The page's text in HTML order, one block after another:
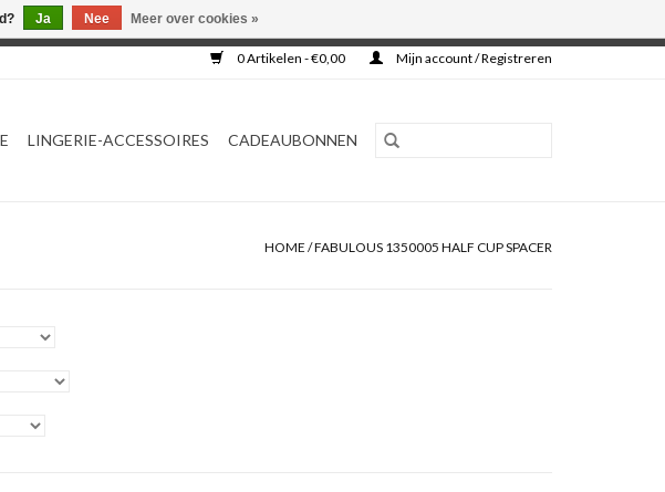
0 Artikelen - €0,00 Mijn account / Registreren
LINGERIE-ACCESSOIRES CADEAUBONNEN
HOME /FABULOUS 1350005 HALF CUP SPACER
Ja Nee Meer over cookies »
.